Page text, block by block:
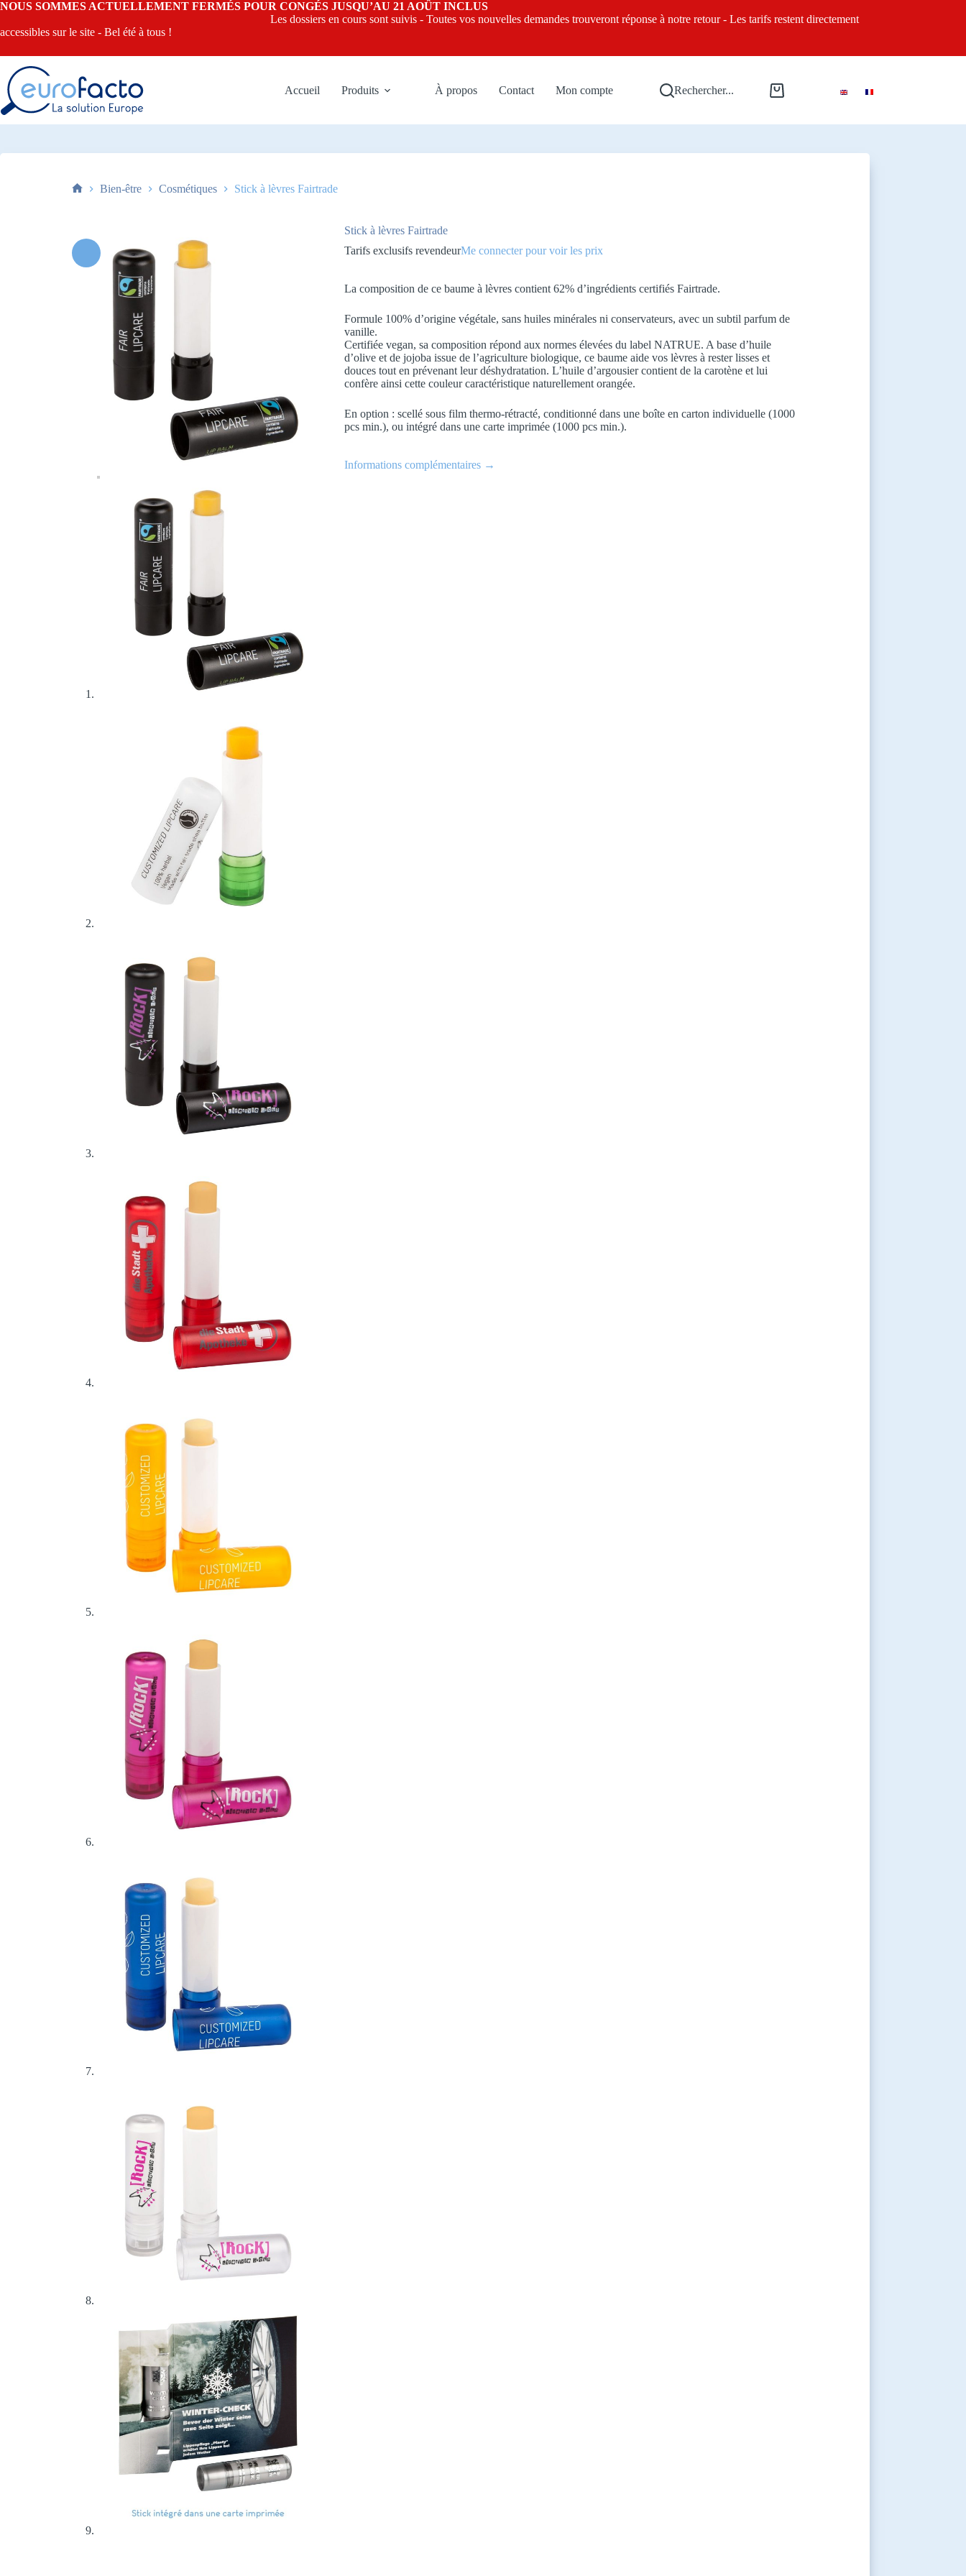
Passer
contenu
NOUS SOMMES ACTUELLEMENT FERMÉS POUR CONGÉS JUSQU’AU 21 AOÛT INCLUS
Les dossiers en cours sont suivis - Toutes vos nouvelles demandes trouveront réponse à notre retour - Les tarifs restent directement
accessibles sur le site - Bel été à tous !
Accueil Produits À propos Contact Mon compte Rechercher...
Panier
Bien-être Cosmétiques Stick à lèvres Fairtrade
Stick à lèvres Fairtrade
Tarifs exclusifs revendeurMe connecter pour voir les prix
La composition de ce baume à lèvres contient 62% d’ingrédients certifiés Fairtrade.
Formule 100% d’origine végétale, sans huiles minérales ni conservateurs, avec un subtil parfum de
vanille.
Certifiée vegan, sa composition répond aux normes élevées du label NATRUE. A base d’huile
d’olive et de jojoba issue de l’agriculture biologique, ce baume aide vos lèvres à rester lisses et
douces tout en prévenant leur déshydratation. L’huile d’argousier contient de la carotène et lui
confère ainsi cette couleur caractéristique naturellement orangée.
En option : scellé sous film thermo-rétracté, conditionné dans une boîte en carton individuelle (1000
pcs min.), ou intégré dans une carte imprimée (1000 pcs min.).
Informations complémentaires →